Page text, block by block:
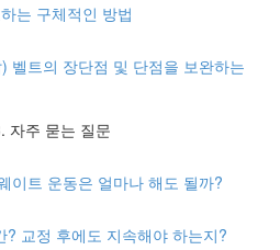
는 구체적인 방법
벨트의 장단점 및 단점을 보완하는
자주 묻는 질문
이트 운동은 얼마나 해도 될까?
? 교정 후에도 지속해야 하는지?